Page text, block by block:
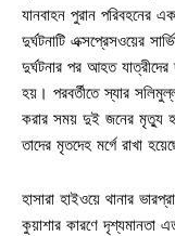
যানবাহন পুরান পরিবহনের
দুর্ঘটনাটি এক্সপ্রেসওয়ের
দুর্ঘটনার পর আহত যাত্রীদের
হয়। পরবর্তীতে স্যার
করার সময় দুই জনের মৃত্যু
তাদের মৃতদেহ মর্গে রাখা
হাসারা হাইওয়ে থানার
কুয়াশার কারণে দৃশ্যমানতা